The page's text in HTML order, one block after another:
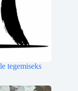
tegemiseks